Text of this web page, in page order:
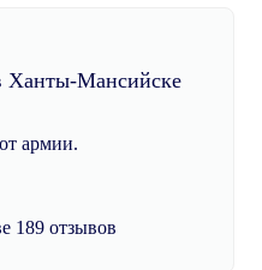
Ханты-Мансийске
армии.
189 отзывов